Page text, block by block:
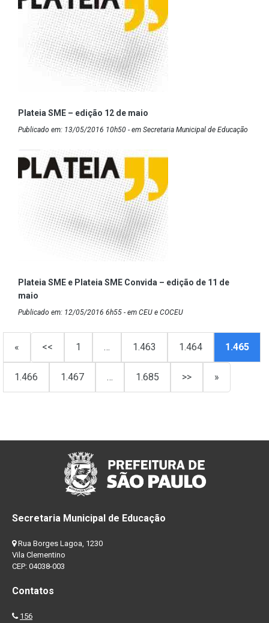
Plateia SME – edição 12 de maio
Publicado em: 13/05/2016 10h50 - em Secretaria Municipal de Educação
Plateia SME e Plateia SME Convida – edição de 11 de
maio
Publicado em: 12/05/2016 6h55 - em CEU e COCEU
« << 1 … 1.463 1.464 1.465
1.466 1.467 … 1.685 >> »
Secretaria Municipal de Educação
Rua Borges Lagoa, 1230
Vila Clementino
CEP: 04038-003
Contatos
156